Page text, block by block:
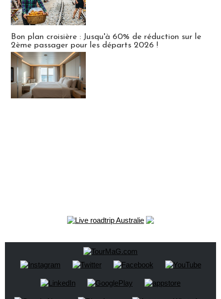
Bon plan croisière : Jusqu'à 60% de réduction sur le
2ème passager pour les départs 2026 !